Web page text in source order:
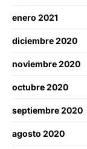
enero 2021
diciembre 2020
noviembre 2020
octubre 2020
septiembre 2020
agosto 2020